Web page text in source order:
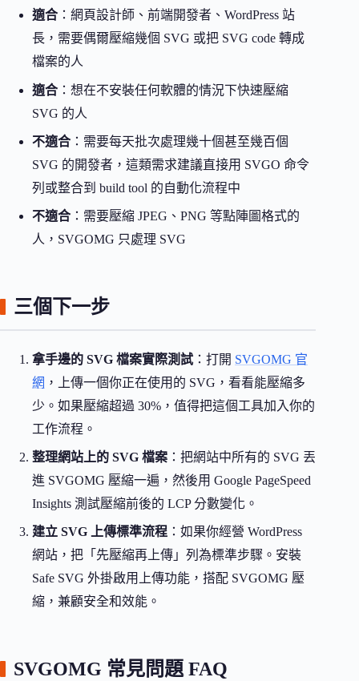
適合 ：網頁設計師、前端開發者、WordPress 站
長，需要偶爾壓縮幾個 SVG 或把 SVG code 轉成
檔案的人
適合 ：想在不安裝任何軟體的情況下快速壓縮
SVG 的人
不適合 ：需要每天批次處理幾十個甚至幾百個
SVG 的開發者，這類需求建議直接用 SVGO 命令
列或整合到 build tool 的自動化流程中
不適合 ：需要壓縮 JPEG、PNG 等點陣圖格式的
人，SVGOMG 只處理 SVG
三個下一步
拿手邊的 SVG 檔案實際測試 ：打開 SVGOMG 官
網 ，上傳一個你正在使用的 SVG，看看能壓縮多
少。如果壓縮超過 30%，值得把這個工具加入你的
工作流程。
整理網站上的 SVG 檔案 ：把網站中所有的 SVG 丟
進 SVGOMG 壓縮一遍，然後用 Google PageSpeed
Insights 測試壓縮前後的 LCP 分數變化。
建立 SVG 上傳標準流程 ：如果你經營 WordPress
網站，把「先壓縮再上傳」列為標準步驟。安裝
Safe SVG 外掛啟用上傳功能，搭配 SVGOMG 壓
縮，兼顧安全和效能。
SVGOMG 常見問題 FAQ